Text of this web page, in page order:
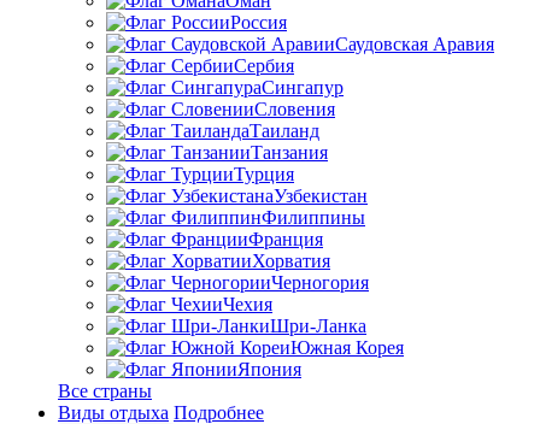
Россия
Саудовская Аравия
Сербия
Сингапур
Словения
Таиланд
Танзания
Турция
Узбекистан
Филиппины
Франция
Хорватия
Черногория
Чехия
Шри-Ланка
Южная Корея
Япония
Все страны
Виды отдыха Подробнее